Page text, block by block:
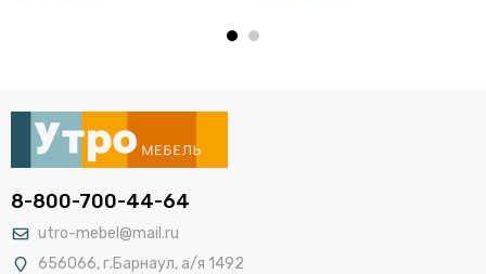
8-800-700-44-64
utro-mebel@mail.ru
656066, г.Барнаул, а/я 1492